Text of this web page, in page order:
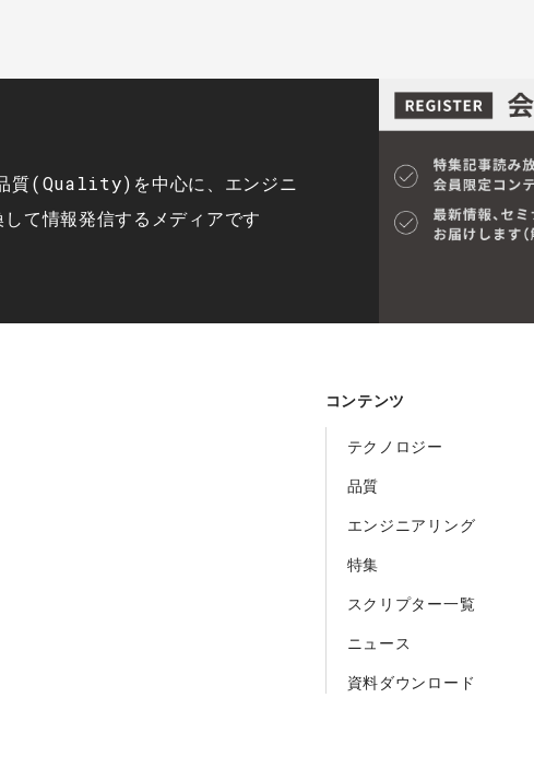
質(Quality)を中心に、エンジニ
て情報発信するメディアです
コンテンツ
テクノロジー
品質
エンジニアリング
特集
スクリプター一覧
ニュース
資料ダウンロード